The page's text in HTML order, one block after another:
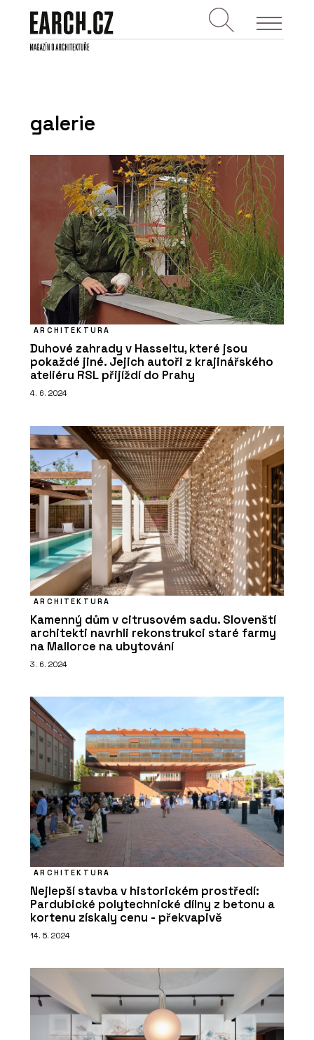
galerie
ARCHITEKTURA
Duhové zahrady v Hasseltu, které jsou
pokaždé jiné. Jejich autoři z krajinářského
ateliéru RSL přijíždí do Prahy
4. 6. 2024
ARCHITEKTURA
Kamenný dům v citrusovém sadu. Slovenští
architekti navrhli rekonstrukci staré farmy
na Mallorce na ubytování
3. 6. 2024
ARCHITEKTURA
Nejlepší stavba v historickém prostředí:
Pardubické polytechnické dílny z betonu a
kortenu získaly cenu - překvapivě
14. 5. 2024